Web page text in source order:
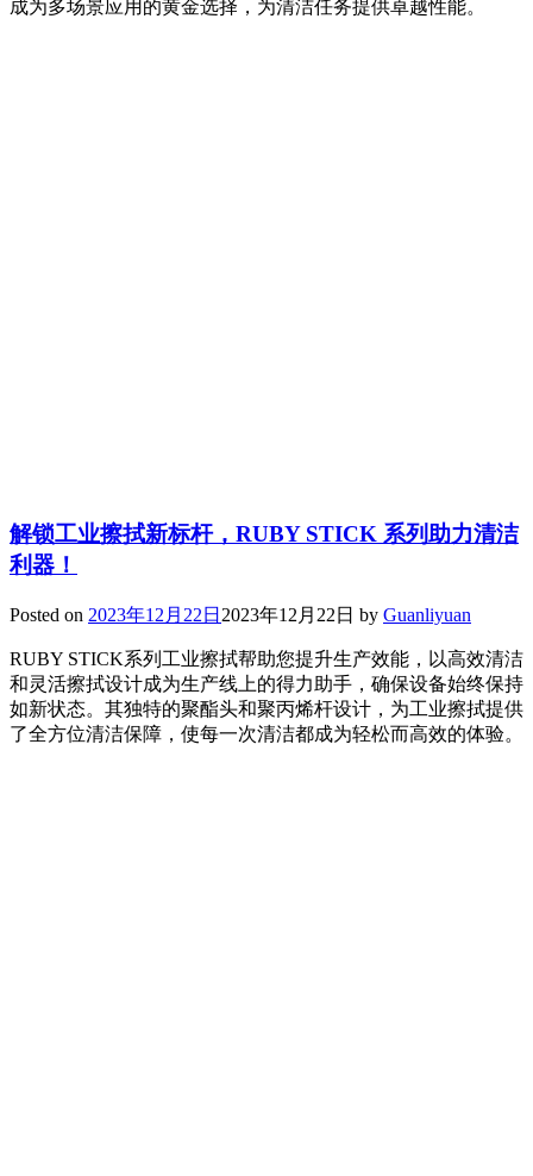
成为多场景应用的黄金选择，为清洁任务提供卓越性能。
解锁工业擦拭新标杆，RUBY STICK 系列助力清洁
利器！
Posted on 2023年12月22日 2023年12月22日 by Guanliyuan
RUBY STICK系列工业擦拭帮助您提升生产效能，以高效清洁
和灵活擦拭设计成为生产线上的得力助手，确保设备始终保持
如新状态。其独特的聚酯头和聚丙烯杆设计，为工业擦拭提供
了全方位清洁保障，使每一次清洁都成为轻松而高效的体验。